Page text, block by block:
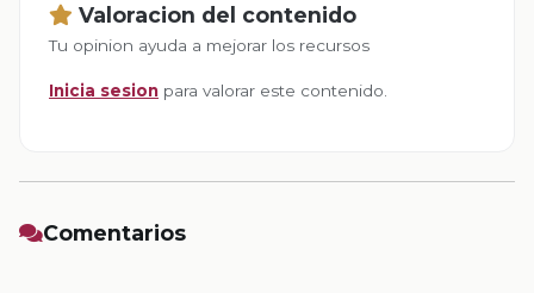
Valoracion del contenido
Tu opinion ayuda a mejorar los recursos
Inicia sesion para valorar este contenido.
Comentarios